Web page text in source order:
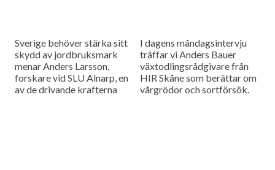
Sverige behöver stärka sitt
skydd av jordbruksmark
menar Anders Larsson,
forskare vid SLU Alnarp, en
av de drivande krafterna
I dagens måndagsintervju
träffar vi Anders Bauer
växtodlingsrådgivare från
HIR Skåne som berättar om
vårgrödor och sortförsök.